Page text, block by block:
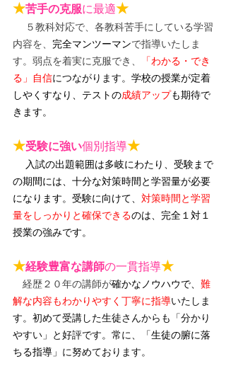
★苦手の克服に最適★
５教科対応で、各教科苦手にしている学習
内容を、 完全マンツーマンで指導いたしま
す。弱点を着実に克服でき、
「わかる・でき
る」自信につながります。 学校の授業が定着
しやくすなり、テストの成績アップも期待で
きます。
★受験に強い個別指導★
入試の出題範囲は多岐にわたり、受験まで
の期間には、十分な対策時間と学習量が必要
になります。受験に向けて、 対策時間と学習
量をしっかりと確保できるのは、完全１対１
授業の強みです。
★経験豊富な講師の一貫指導★
経歴２０年の講師が確かなノウハウで、 難
解な内容もわかりやすく丁寧に指導いたしま
す。初めて受講した生徒さんからも「分かり
やすい」と好評です。常に、「生徒の腑に落
ちる指導 」に努めております。